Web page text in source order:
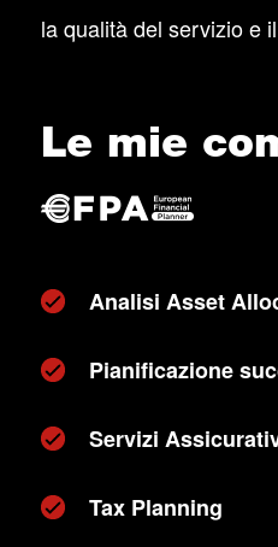
la qualità del servizio e
Le mie
Analisi Asset
Pianificazione
Servizi
Tax Planning